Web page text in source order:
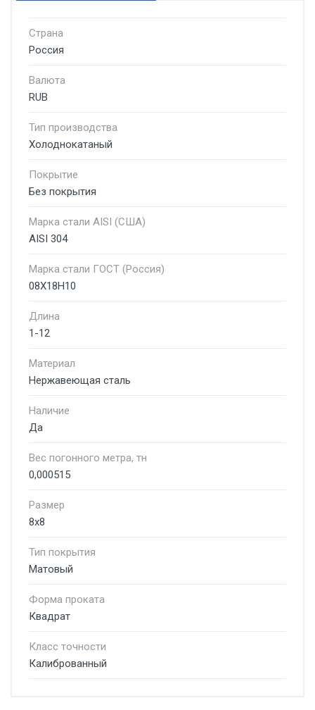
Страна
Россия
Валюта
RUB
Тип производства
Холоднокатаный
Покрытие
Без покрытия
Марка стали AISI (США)
AISI 304
Марка стали ГОСТ (Россия)
08Х18Н10
Длина
1-12
Материал
Нержавеющая сталь
Наличие
Да
Вес погонного метра, тн
0,000515
Размер
8x8
Тип покрытия
Матовый
Форма проката
Квадрат
Класс точности
Калиброванный